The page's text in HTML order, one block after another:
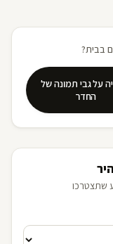
בבית?
על גבי תמונה של
החדר
שתצטרכו